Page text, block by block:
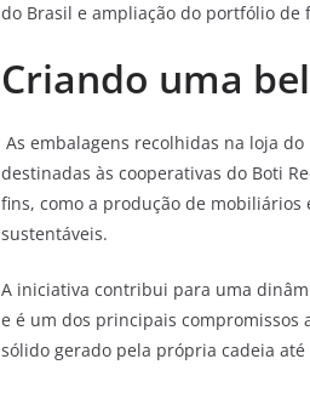
do Brasil e ampliação do portfólio
Criando uma
As embalagens recolhidas na loja
destinadas às cooperativas do Boti
fins, como a produção de mobiliários
sustentáveis.
A iniciativa contribui para uma
e é um dos principais compromissos
sólido gerado pela própria cadeia até